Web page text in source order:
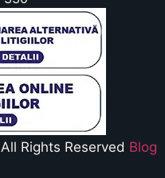
Rights Reserved Blog